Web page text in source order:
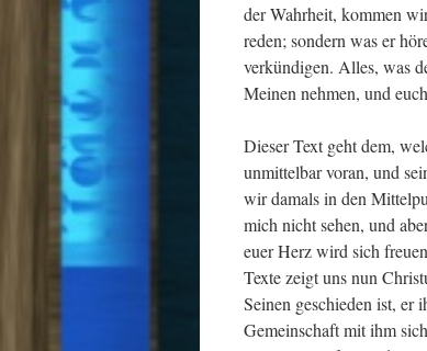
der Wahrheit, kommen
reden; sondern was er
verkündigen. Alles, was
Meinen nehmen, und
Dieser Text geht dem,
unmittelbar voran, und
wir damals in den
mich nicht sehen, und
euer Herz wird sich
Texte zeigt uns nun
Seinen geschieden ist, er
Gemeinschaft mit ihm